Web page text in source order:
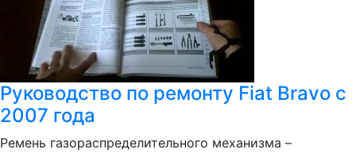
Руководство по ремонту Fiat Bravo с
2007 года
Ремень газораспределительного механизма –